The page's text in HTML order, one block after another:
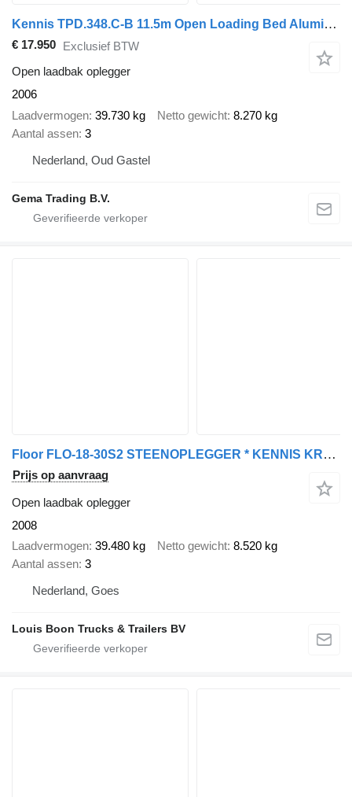
Kennis TPD.348.C-B 11.5m Open Loading Bed Aluminium Sideboards + Kennis
€ 17.950 Exclusief BTW
Open laadbak oplegger
2006
Laadvermogen 39.730 kg Netto gewicht 8.270 kg
Aantal assen 3
Nederland, Oud Gastel
Gema Trading B.V.
Floor FLO-18-30S2 STEENOPLEGGER * KENNIS KRAAN R-28/120+JIB * 2x STUUR
Prijs op aanvraag
Open laadbak oplegger
2008
Laadvermogen 39.480 kg Netto gewicht 8.520 kg
Aantal assen 3
Nederland, Goes
Louis Boon Trucks & Trailers BV